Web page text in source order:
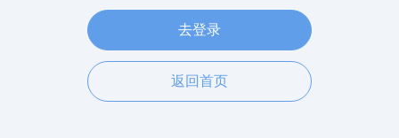
去登录
返回首页